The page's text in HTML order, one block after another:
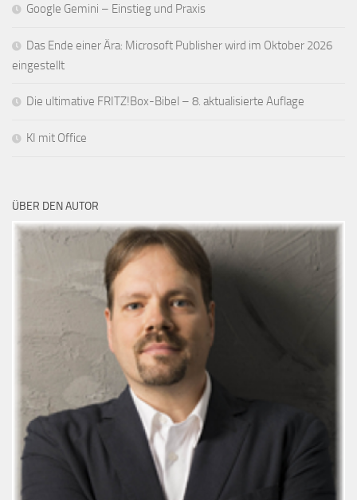
Google Gemini – Einstieg und Praxis
Das Ende einer Ära: Microsoft Publisher wird im Oktober 2026
eingestellt
Die ultimative FRITZ!Box-Bibel – 8. aktualisierte Auflage
KI mit Office
ÜBER DEN AUTOR